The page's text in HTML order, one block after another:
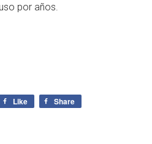
por años.
Like
Share